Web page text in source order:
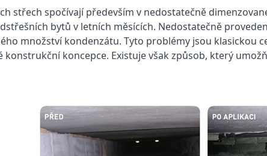
střech spočívají především v nedostatečně
bytů v letních měsících. Nedostatečně
množství kondenzátu. Tyto problémy jsou klasickou
koncepce. Existuje však způsob, který